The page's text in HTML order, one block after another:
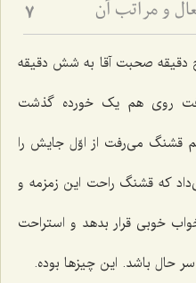
و مراتب آن 7
دقیقه صحبت آقا به شش دقیقه
روی هم یک خورده گذشت
قشنگ می‌رفت از اوّل جایش را
که قشنگ راحت این زمزمه و
خوبی قرار بدهد و استراحت
حال باشد. این چیزها بوده.